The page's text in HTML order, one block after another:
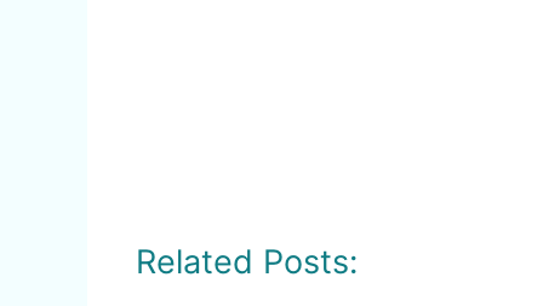
Related Posts: